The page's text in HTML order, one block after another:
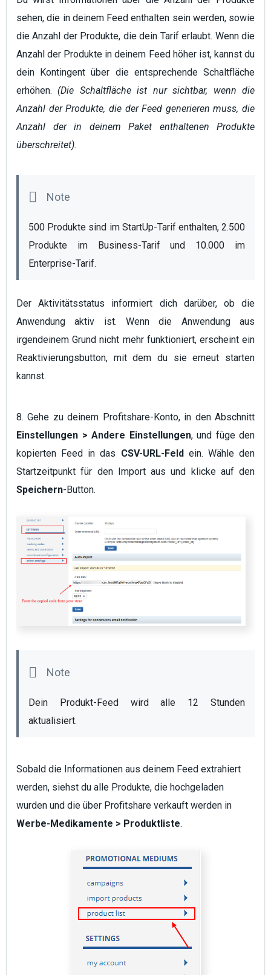
sehen, die in deinem Feed enthalten sein werden, sowie
die Anzahl der Produkte, die dein Tarif erlaubt. Wenn die
Anzahl der Produkte in deinem Feed höher ist, kannst du
dein Kontingent über die entsprechende Schaltfläche
erhöhen. (Die Schaltfläche ist nur sichtbar, wenn die
Anzahl der Produkte, die der Feed generieren muss, die
Anzahl der in deinem Paket enthaltenen Produkte
überschreitet).
500 Produkte sind im StartUp-Tarif enthalten, 2.500
Produkte im Business-Tarif und 10.000 im
Enterprise-Tarif.
Der Aktivitätsstatus informiert dich darüber, ob die
Anwendung aktiv ist. Wenn die Anwendung aus
irgendeinem Grund nicht mehr funktioniert, erscheint ein
Reaktivierungsbutton, mit dem du sie erneut starten
kannst.
8. Gehe zu deinem Profitshare-Konto, in den Abschnitt
Einstellungen > Andere Einstellungen, und füge den
kopierten Feed in das CSV-URL-Feldein. Wähle den
Startzeitpunkt für den Import aus und klicke auf den
Speichern-Button.
Dein Produkt-Feed wird alle 12 Stunden
aktualisiert.
Sobald die Informationen aus deinem Feed extrahiert
werden, siehst du alle Produkte, die hochgeladen
wurden und die über Profitshare verkauft werden in
Werbe-Medikamente > Produktliste.